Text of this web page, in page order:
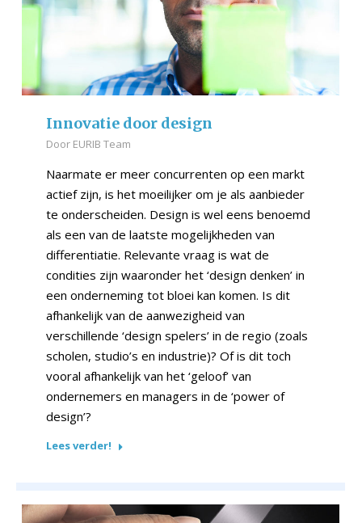
Innovatie door design
Door EURIB Team
Naarmate er meer concurrenten op een markt
actief zijn, is het moeilijker om je als aanbieder
te onderscheiden. Design is wel eens benoemd
als een van de laatste mogelijkheden van
differentiatie. Relevante vraag is wat de
condities zijn waaronder het ‘design denken’ in
een onderneming tot bloei kan komen. Is dit
afhankelijk van de aanwezigheid van
verschillende ‘design spelers’ in de regio (zoals
scholen, studio’s en industrie)? Of is dit toch
vooral afhankelijk van het ‘geloof’ van
ondernemers en managers in de ‘power of
design’?
Lees verder!